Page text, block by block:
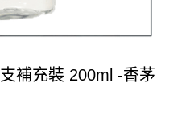
補充裝 200ml -香茅